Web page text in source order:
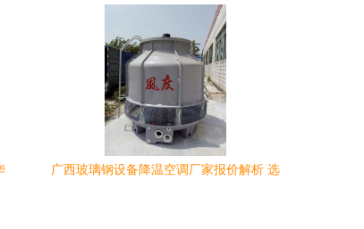
广西玻璃钢设备降温空调厂家报价解析 选